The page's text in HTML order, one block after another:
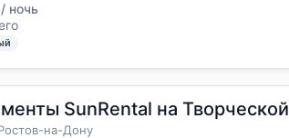
/ ночь
SunRental на Творческой
на-Дону
гостей